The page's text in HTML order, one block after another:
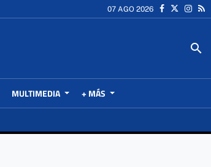
07 AGO 2026
search
MULTIMEDIA + MÁS